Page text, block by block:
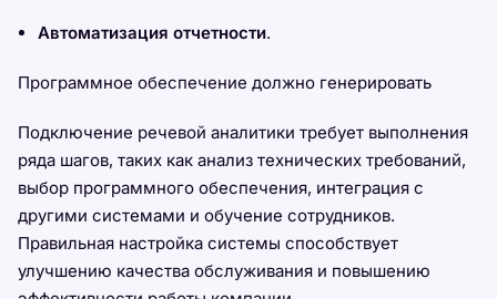
Автоматизация отчетности.
Программное обеспечение должно генерировать
Подключение речевой аналитики требует выполнения
ряда шагов, таких как анализ технических требований,
выбор программного обеспечения, интеграция с
другими системами и обучение сотрудников.
Правильная настройка системы способствует
улучшению качества обслуживания и повышению